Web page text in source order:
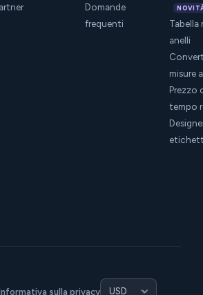
Domande
frequenti
Tabella
anelli
misure
Prezzo
tempo
sulla privacy